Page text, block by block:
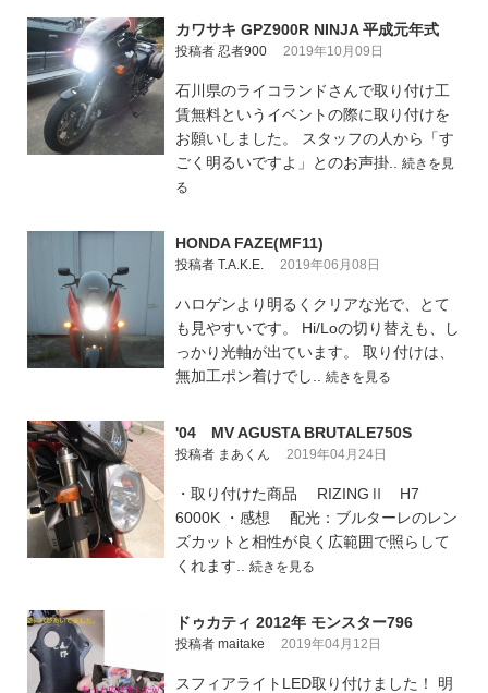
カワサキ GPZ900R NINJA 平成元年式
投稿者 忍者900 2019年10月09日
石川県のライコランドさんで取り付け工
賃無料というイベントの際に取り付けを
お願いしました。 スタッフの人から「す
ごく明るいですよ」とのお声掛.. 続きを見
る
HONDA FAZE(MF11)
投稿者 T.A.K.E. 2019年06月08日
ハロゲンより明るくクリアな光で、とて
も見やすいです。 Hi/Loの切り替えも、し
っかり光軸が出ています。 取り付けは、
無加工ポン着けでし.. 続きを見る
'04 MV AGUSTA BRUTALE750S
投稿者 まあくん 2019年04月24日
・取り付けた商品 RIZINGⅡ H7
6000K ・感想 配光：ブルターレのレン
ズカットと相性が良く広範囲で照らして
くれます.. 続きを見る
ドゥカティ 2012年 モンスター796
投稿者 maitake 2019年04月12日
スフィアライトLED取り付けました！ 明